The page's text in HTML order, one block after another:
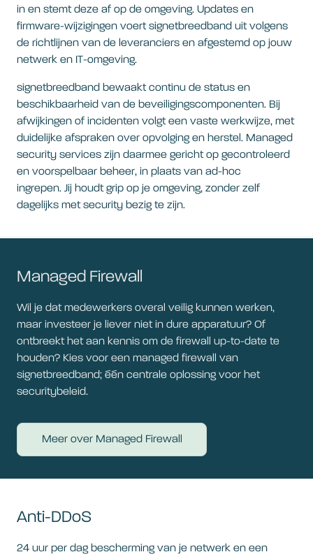
in en stemt deze af op de omgeving. Updates en
firmware-wijzigingen voert signetbreedband uit volgens
de richtlijnen van de leveranciers en afgestemd op jouw
netwerk en IT-omgeving.
signetbreedband bewaakt continu de status en
beschikbaarheid van de beveiligingscomponenten. Bij
afwijkingen of incidenten volgt een vaste werkwijze, met
duidelijke afspraken over opvolging en herstel. Managed
security services zijn daarmee gericht op gecontroleerd
en voorspelbaar beheer, in plaats van ad-hoc
ingrepen. Jij houdt grip op je omgeving, zonder zelf
dagelijks met security bezig te zijn.
Managed Firewall
Wil je dat medewerkers overal veilig kunnen werken,
maar investeer je liever niet in dure apparatuur? Of
ontbreekt het aan kennis om de firewall up-to-date te
houden? Kies voor een managed firewall van
signetbreedband; één centrale oplossing voor het
securitybeleid.
Meer over Managed Firewall
Anti-DDoS
24 uur per dag bescherming van je netwerk en een